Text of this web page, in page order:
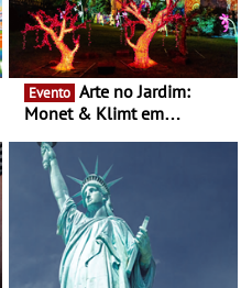
Evento
Monet & Klimt em
ao final de Setembro -
Experiência luminosa no
jardim do Museu de
Alberto Sampaio